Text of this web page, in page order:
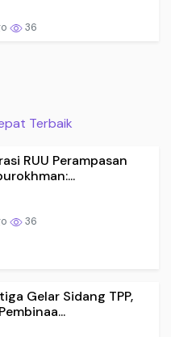
36
Terbaik
RUU Perampasan
36
Gelar Sidang TPP,